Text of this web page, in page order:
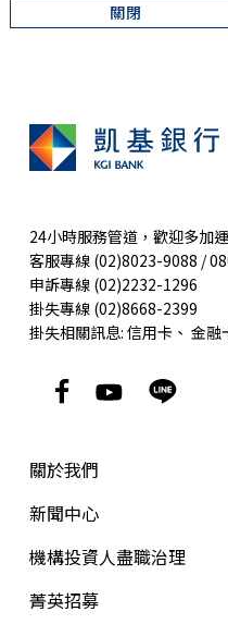
關閉
24小時服務管道，歡迎多加運
客服專線 (02)8023-9088 /
申訴專線 (02)2232-1296
掛失專線 (02)8668-2399
掛失相關訊息: 信用卡、 金融
關於我們
新聞中心
機構投資人盡職治理
菁英招募